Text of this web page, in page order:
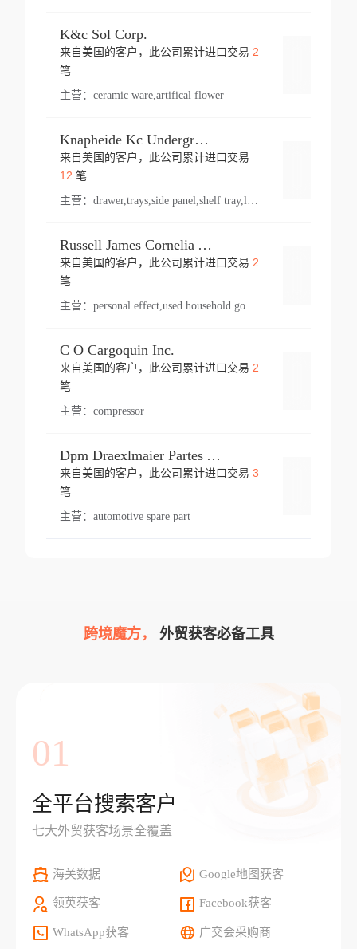
K&c Sol Corp.
来自美国的客户，此公司累计进口交易 2
笔
主营： ceramic ware,artifical flower
Knapheide Kc Underground
来自美国的客户，此公司累计进口交易
12 笔
主营：
Russell James Cornelia Arlington Va
来自美国的客户，此公司累计进口交易 2
笔
主营： personal effect,used household goods
C O Cargoquin Inc.
来自美国的客户，此公司累计进口交易 2
笔
主营： compressor
Dpm Draexlmaier Partes Automotrices Corr Ind Huejotzingo
来自美国的客户，此公司累计进口交易 3
笔
主营： automotive spare part
跨境魔方， 外贸获客必备工具
01
全平台搜索客户
七大外贸获客场景全覆盖
海关数据 Google地图获客
领英获客 Facebook获客
WhatsApp获客 广交会采购商